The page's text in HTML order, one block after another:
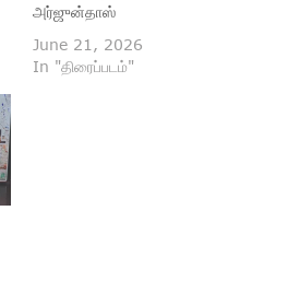
அர்ஜுன்தாஸ்
June 21, 2026
In "திரைப்படம்"